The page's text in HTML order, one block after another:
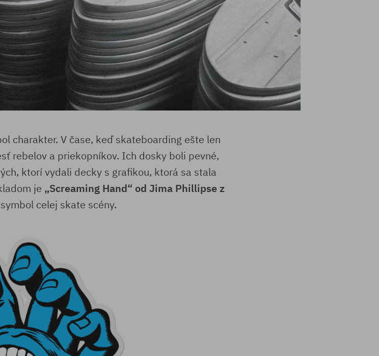
charakter. V čase, keď skateboarding ešte len
rebelov a priekopníkov. Ich dosky boli pevné,
ktorí vydali decky s grafikou, ktorá sa stala
je „Screaming Hand“ od Jima Phillipse z
celej skate scény.